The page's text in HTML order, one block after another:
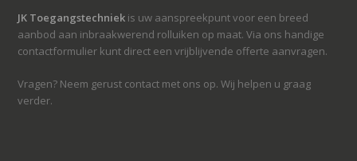
JK Toegangstechniek is uw aanspreekpunt voor een breed
aanbod aan inbraakwerend rolluiken op maat. Via ons handige
contactformulier kunt direct een vrijblijvende offerte aanvragen.
Vragen? Neem gerust contact met ons op. Wij helpen u graag
verder.